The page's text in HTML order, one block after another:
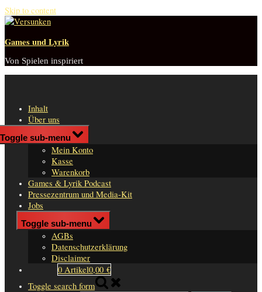
Skip to content
Games und Lyrik
Von Spielen inspiriert
Inhalt
Über uns
Shop
Toggle sub-menu
Mein Konto
Kasse
Warenkorb
Games & Lyrik Podcast
Pressezentrum und Media-Kit
Jobs
Impressum
Toggle sub-menu
AGBs
Datenschutzerklärung
Disclaimer
0 Artikel0,00 €
Toggle search form